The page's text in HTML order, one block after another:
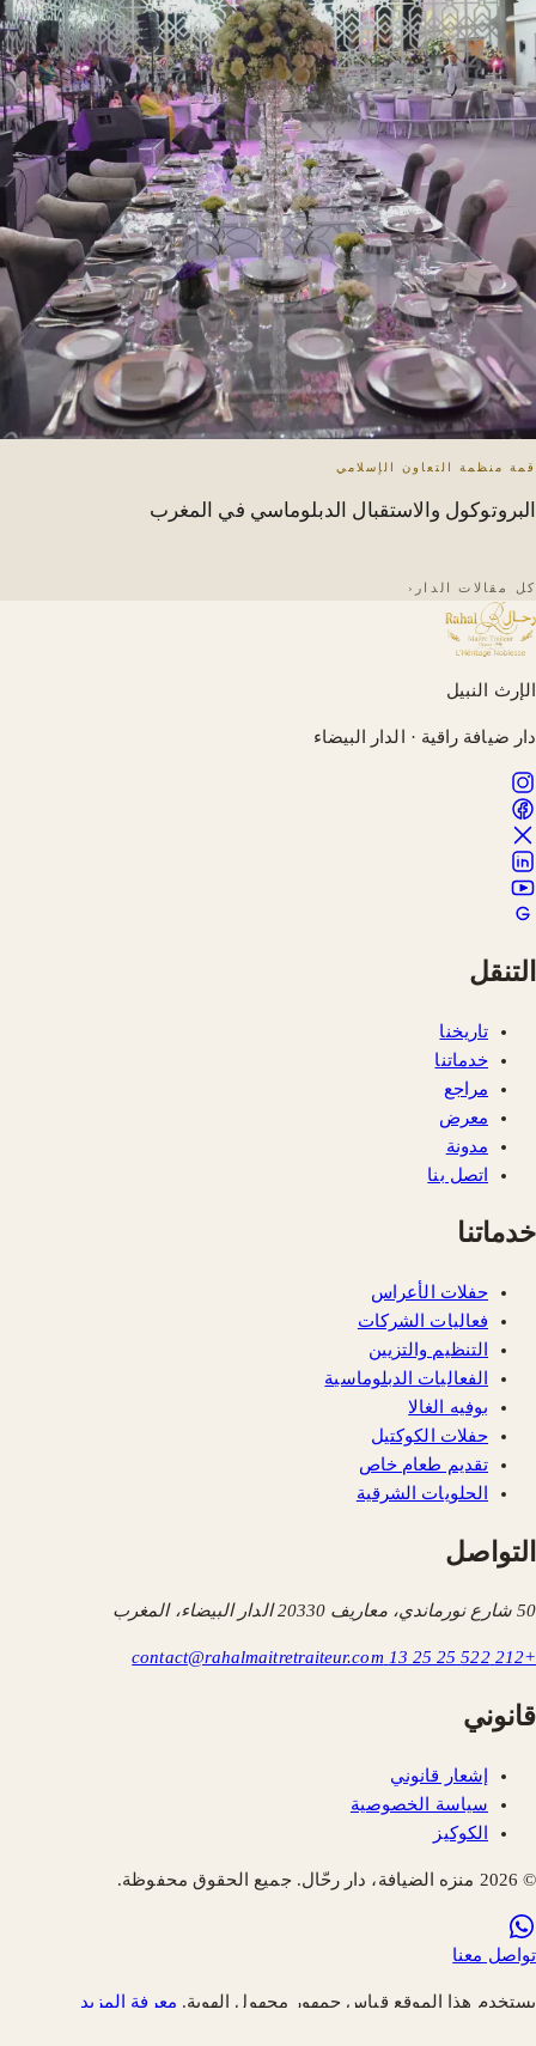
قمة منظمة التعاون الإسلامي
البروتوكول والاستقبال الدبلوماسي في المغرب
كل مقالات الدار ‹
الإرث النبيل
دار ضيافة راقية · الدار البيضاء
التنقل
تاريخنا
خدماتنا
مراجع
معرض
مدونة
اتصل بنا
خدماتنا
حفلات الأعراس
فعاليات الشركات
التنظيم والتزيين
الفعاليات الدبلوماسية
بوفيه الغالا
حفلات الكوكتيل
تقديم طعام خاص
الحلويات الشرقية
التواصل
50 شارع نورماندي، معاريف 20330 الدار البيضاء، المغرب
+212 522 25 25 13
contact@rahalmaitretraiteur.com
قانوني
إشعار قانوني
سياسة الخصوصية
الكوكيز
© 2026 منزه الضيافة، دار رحّال. جميع الحقوق محفوظة.
تواصل معنا
يستخدم هذا الموقع قياس جمهور مجهول الهوية. معرفة المزيد